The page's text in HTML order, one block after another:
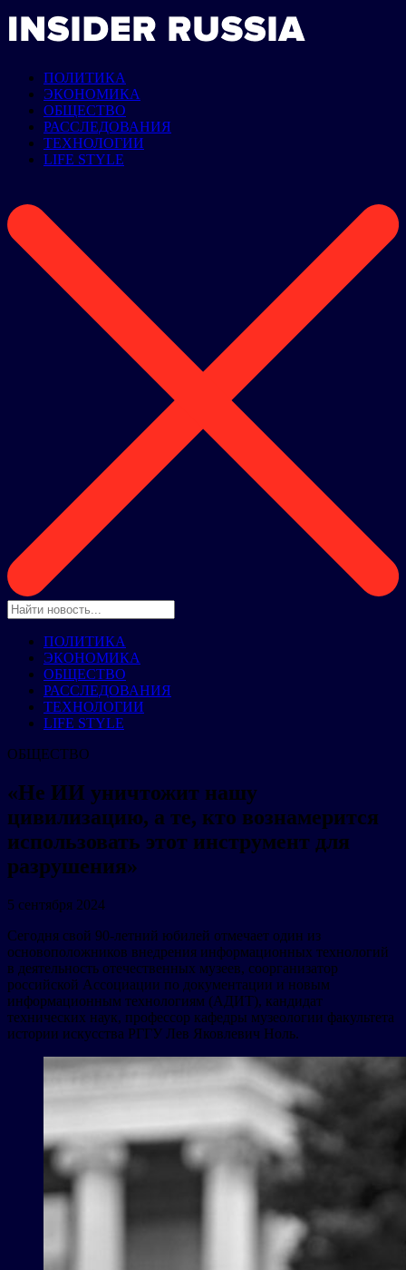
ПОЛИТИКА
ЭКОНОМИКА
ОБЩЕСТВО
РАССЛЕДОВАНИЯ
ТЕХНОЛОГИИ
LIFE STYLE
ПОЛИТИКА
ЭКОНОМИКА
ОБЩЕСТВО
РАССЛЕДОВАНИЯ
ТЕХНОЛОГИИ
LIFE STYLE
ОБЩЕСТВО
«Не ИИ уничтожит нашу
цивилизацию, а те, кто вознамерится
использовать этот инструмент для
разрушения»
5 сентября 2024
Сегодня свой 90-летний юбилей отмечает один из
основоположников внедрения информационных технологий
в деятельность отечественных музеев, соорганизатор
российской Ассоциации по документации и новым
информационным технологиям (АДИТ), кандидат
технических наук, профессор кафедры музеологии факультета
истории искусства РГГУ Лев Яковлевич Ноль.